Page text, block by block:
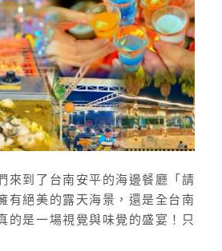
來到了台南安平的海邊餐廳「請
有絕美的露天海景，還是全台南
的是一場視覺與味覺的盛宴！只